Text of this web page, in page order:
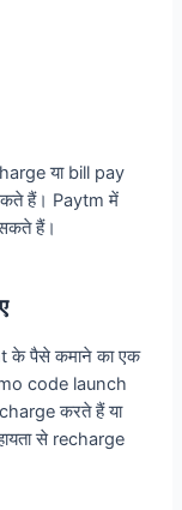
या bill pay
हैं। Paytm में
हैं।
के पैसे कमाने का एक
code launch
करते हैं या
से recharge